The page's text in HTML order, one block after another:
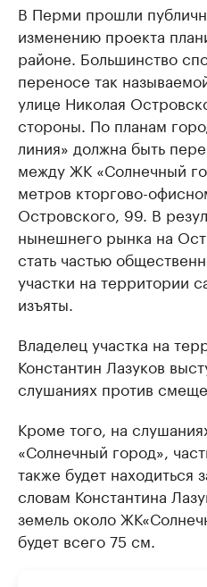
В Перми прошли
изменению проекта
районе. Большинство
переносе так
улице Николая
стороны. По планам
линия» должна быть
между ЖК «Солнечный
метров кторгово-
Островского, 99. В
нынешнего рынка на
стать частью
участки на территории
изъяты.
Владелец участка на
Константин Лазуков
слушаниях против
Кроме того, на
«Солнечный город»,
также будет находиться
словам Константина
земель около ЖК
будет всего 75 см.